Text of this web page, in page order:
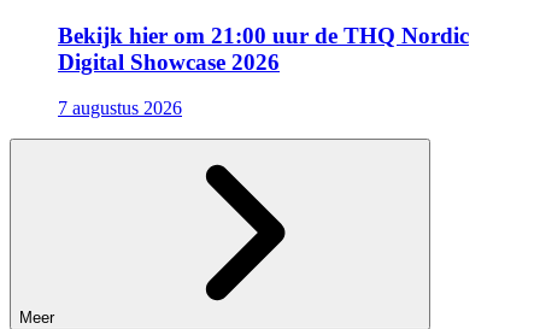
Bekijk hier om 21:00 uur de THQ Nordic
Digital Showcase 2026
7 augustus 2026
Meer